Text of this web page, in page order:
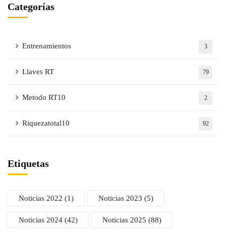
Categorías
Entrenamientos 3
Llaves RT 79
Metodo RT10 2
Riquezatotal10 92
Etiquetas
Noticias 2022 (1) Noticias 2023 (5)
Noticias 2024 (42) Noticias 2025 (88)